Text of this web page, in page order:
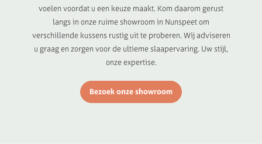
voelen voordat u een keuze maakt. Kom daarom gerust
langs in onze ruime showroom in Nunspeet om
verschillende kussens rustig uit te proberen. Wij adviseren
u graag en zorgen voor de ultieme slaapervaring. Uw stijl,
onze expertise.
Bezoek onze showroom